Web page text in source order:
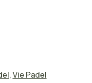
,Vie Padel